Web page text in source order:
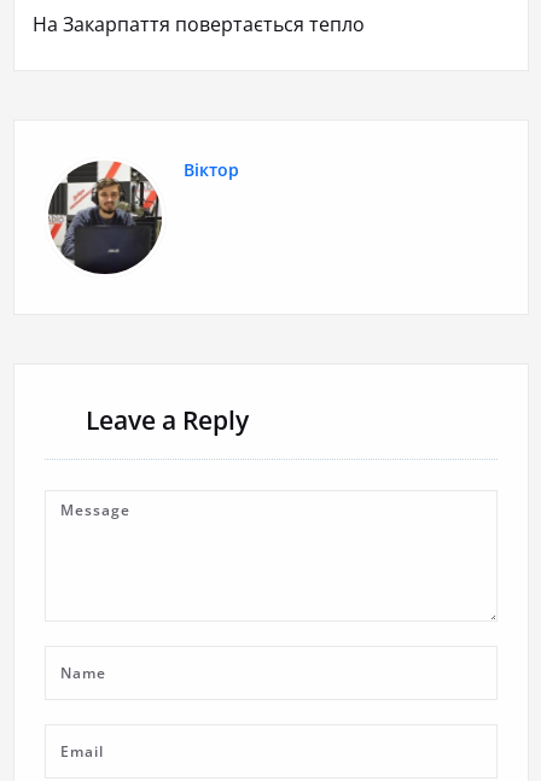
На Закарпаття повертається тепло
Віктор
Leave a Reply